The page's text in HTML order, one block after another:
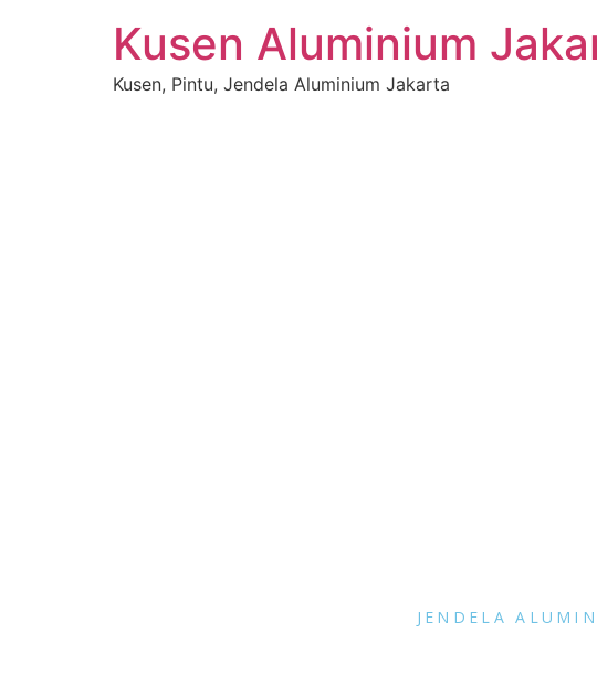
Kusen Aluminium
Kusen, Pintu, Jendela Aluminium Jakarta
JENDELA